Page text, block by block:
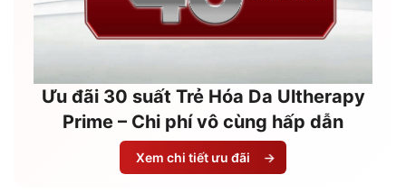
Ưu đãi 30 suất Trẻ Hóa Da Ultherapy
Prime – Chi phí vô cùng hấp dẫn
Xem chi tiết ưu đãi →